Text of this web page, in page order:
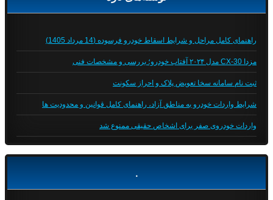
راهنمای کامل مراحل و شرایط اسقاط خودرو فرسوده (14 مرداد 1405)
مزدا CX-30 مدل ۲۰۲۴ آفتاب خودرو؛ بررسی و مشخصات فنی
ثبت نام سامانه سخا تعویض پلاک و احراز سکونت
شرایط واردات خودرو به مناطق آزاد، راهنمای کامل قوانین و محدودیت ها
واردات خودروی صفر برای اشخاص حقیقی ممنوع شد
.